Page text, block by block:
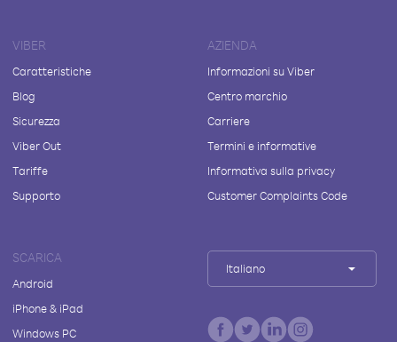
VIBER
Caratteristiche
Blog
Sicurezza
Viber Out
Tariffe
Supporto
AZIENDA
Informazioni su Viber
Centro marchio
Carriere
Termini e informative
Informativa sulla privacy
Customer Complaints Code
SCARICA
Android
iPhone & iPad
Windows PC
Italiano